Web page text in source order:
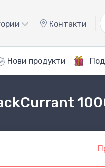
Контакти
Нови продукти